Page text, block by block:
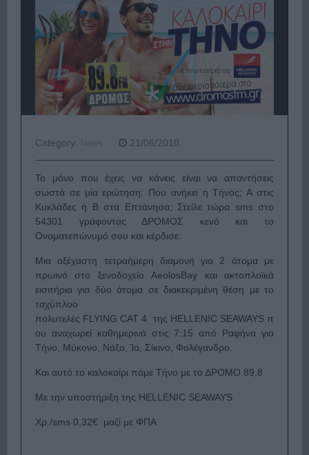
Category: News 21/06/2018
Το μόνο που έχεις να κάνεις είναι να απαντήσεις
σωστά σε μία ερώτηση: Που ανήκει η Τήνος; Α στις
Κυκλάδες ή Β στα Επτάνησα; Στείλε τώρα sms στο
54301 γράφοντας ΔΡΟΜΟΣ κενό και το
Ονοματεπώνυμό σου και κέρδισε:
Μια αξέχαστη τετραήμερη διαμονή για 2 άτομα με
πρωινό στο ξενοδοχείο AeolosBay
και ακτοπλοϊκά
εισιτήρια για δύο άτομα σε διακεκριμένη θέση με το
ταχύπλοο
πολυτελές FLYING CAT 4 της HELLENIC SEAWAYSπ
ου αναχωρεί καθημερινά στις 7:15 από Ραφήνα για
Τήνο, Μύκονο, Νάξο, Ίο, Σίκινο, Φολέγανδρο.
Και αυτό το καλοκαίρι πάμε Τήνο με το ΔΡΟΜΟ 89,8
Με την υποστήριξη της HELLENIC SEAWAYS
Χρ./sms 0,32€ μαζί με ΦΠΑ